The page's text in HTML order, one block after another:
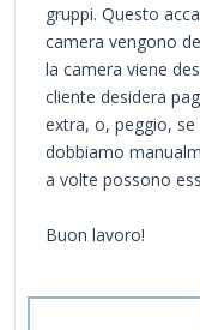
gruppi. Questo
camera vengono
la camera viene
cliente desidera
extra, o, peggio,
dobbiamo
a volte possono
Buon lavoro!